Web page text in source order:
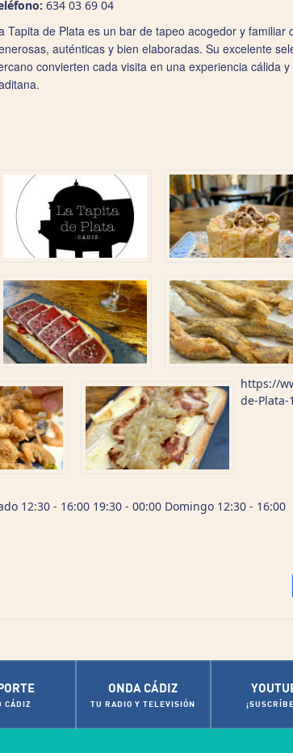
634 03 69 04
Tapita de Plata es un bar de tapeo acogedor y familiar
auténticas y bien elaboradas. Su excelente
convierten cada visita en una experiencia cálida
https://
de-Plata-
12:30 - 16:00 19:30 - 00:00 Domingo 12:30 - 16:00
CÁDIZ
ONDA CÁDIZ
TU RADIO Y TELEVISIÓN